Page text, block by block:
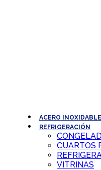
ACERO INOXIDABLE
REFRIGERACIÓN
CUARTOS
VITRINAS